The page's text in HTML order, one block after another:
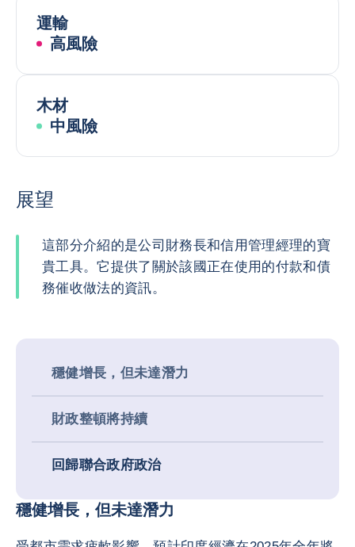
運輸
高風險
木材
中風險
展望
這部分介紹的是公司財務長和信用管理經理的寶
貴工具。它提供了關於該國正在使用的付款和債
務催收做法的資訊。
穩健增長，但未達潛力
財政整頓將持續
回歸聯合政府政治
穩健增長，但未達潛力